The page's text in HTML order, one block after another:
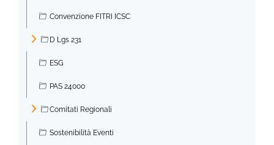
Convenzione FITRI ICSC
D Lgs 231
ESG
PAS 24000
Comitati Regionali
Sostenibilità Eventi